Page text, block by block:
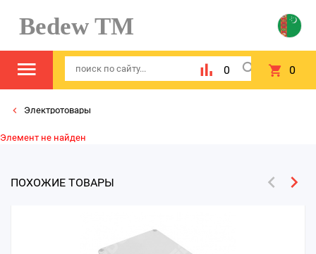
Bedew TM
0 0
Электротовары
Элемент не найден
ПОХОЖИЕ ТОВАРЫ